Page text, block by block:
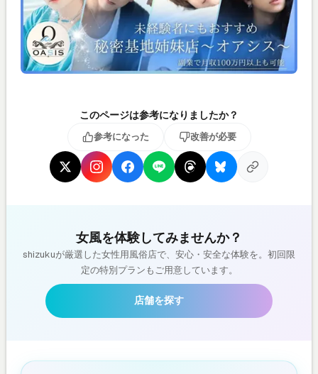
このページは参考になりましたか？
参考になった 改善が必要
女風を体験してみませんか？
shizukuが厳選した女性用風俗店で、安心・安全な体験を。初回限
定の特別プランもご用意しています。
店舗を探す